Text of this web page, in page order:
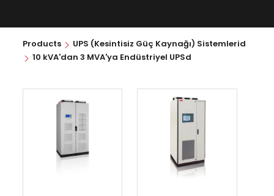
Products
UPS (Kesintisiz Güç Kaynağı) Sistemlerid
10 kVA'dan 3 MVA'ya Endüstriyel UPSd